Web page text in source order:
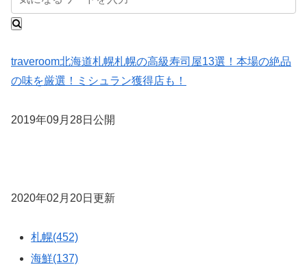
traveroom北海道札幌札幌の高級寿司屋13選！本場の絶品
の味を厳選！ミシュラン獲得店も！
2019年09月28日公開
2020年02月20日更新
札幌(452)
海鮮(137)